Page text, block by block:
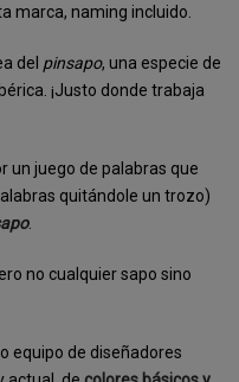
marca, naming incluido.
del pinsapo, una especie de
¡Justo donde trabaja
un juego de palabras que
quitándole un trozo)
.
no cualquier sapo sino
equipo de diseñadores